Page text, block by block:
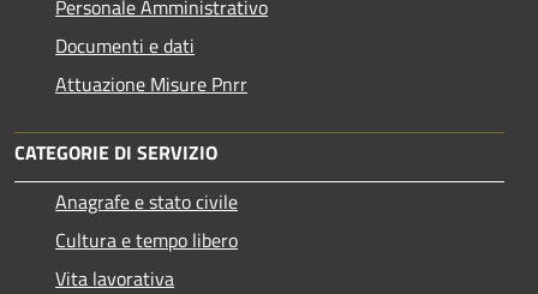
Personale Amministrativo
Documenti e dati
Attuazione Misure Pnrr
CATEGORIE DI SERVIZIO
Anagrafe e stato civile
Cultura e tempo libero
Vita lavorativa